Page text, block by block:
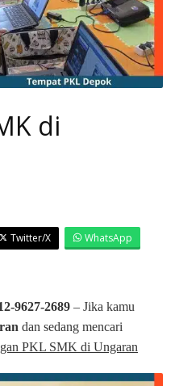
di
Twitter/X
WhatsApp
9627-2689 – Jika kamu
dan sedang mencari
PKL SMK di Ungaran